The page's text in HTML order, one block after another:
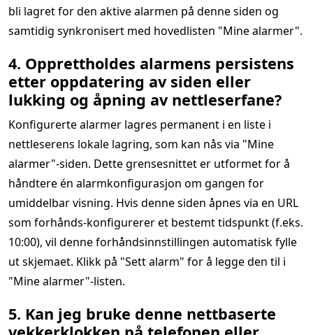
bli lagret for den aktive alarmen på denne siden og
samtidig synkronisert med hovedlisten "Mine alarmer".
4. Opprettholdes alarmens persistens
etter oppdatering av siden eller
lukking og åpning av nettleserfane?
Konfigurerte alarmer lagres permanent i en liste i
nettleserens lokale lagring, som kan nås via "Mine
alarmer"-siden. Dette grensesnittet er utformet for å
håndtere én alarmkonfigurasjon om gangen for
umiddelbar visning. Hvis denne siden åpnes via en URL
som forhånds-konfigurerer et bestemt tidspunkt (f.eks.
10:00), vil denne forhåndsinnstillingen automatisk fylle
ut skjemaet. Klikk på "Sett alarm" for å legge den til i
"Mine alarmer"-listen.
5. Kan jeg bruke denne nettbaserte